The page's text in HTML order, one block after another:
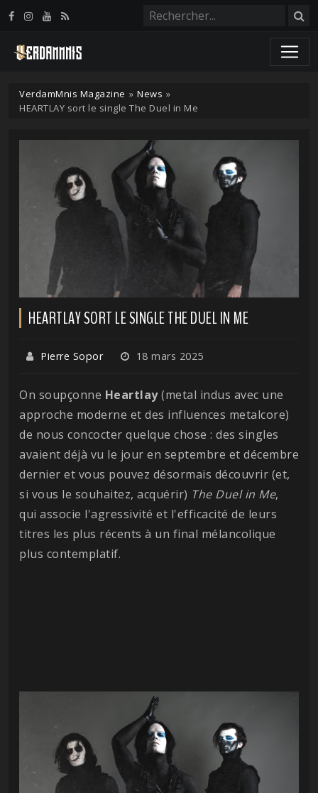
VerdamMnis Magazine » News »
HEARTLAY sort le single The Duel in Me
HEARTLAY SORT LE SINGLE THE DUEL IN ME
Pierre Sopor 18 mars 2025
On soupçonne Heartlay(metal indus avec une
approche moderne et des influences metalcore)
de nous concocter quelque chose : des singles
avaient déjà vu le jour en septembre et décembre
dernier et vous pouvez désormais découvrir (et,
si vous le souhaitez, acquérir) The Duel in Me,
qui associe l'agressivité et l'efficacité de leurs
titres les plus récents à un final mélancolique
plus contemplatif.
Panneau de gestion des cookies